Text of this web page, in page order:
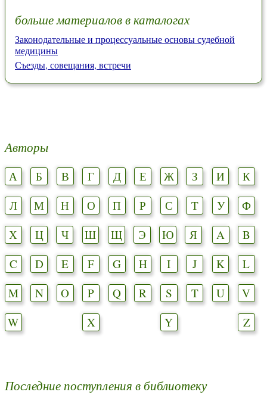
больше материалов в каталогах
Законодательные и процессуальные основы судебной
медицины
Съезды, совещания, встречи
Авторы
А Б В Г Д Е Ж З И
К
Л
М Н О П Р С Т У
Ф
Х
Ц Ч Ш Щ Э Ю Я A
B
C
D E F G H I J K
L
M
N O P Q R S T U
V
W
X Y Z
Последние поступления в библиотеку